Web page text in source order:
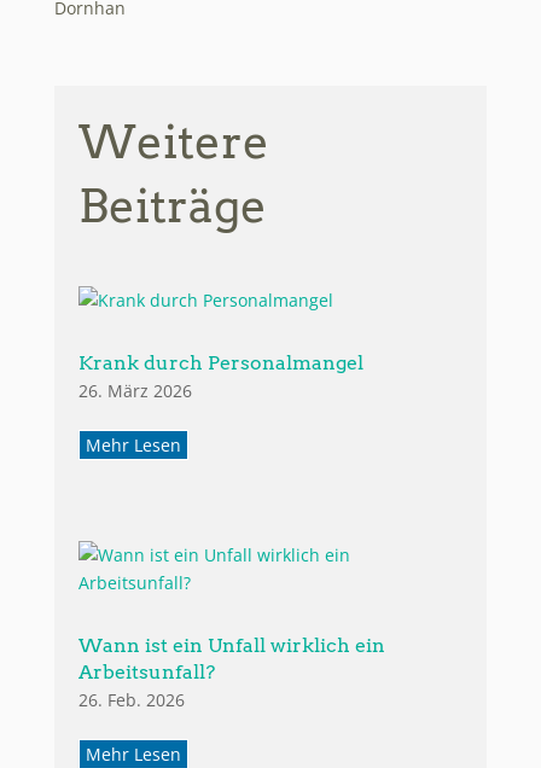
Weitere
Beiträge
Krank durch Personalmangel
26. März 2026
Mehr Lesen
Wann ist ein Unfall wirklich ein
Arbeitsunfall?
26. Feb. 2026
Mehr Lesen